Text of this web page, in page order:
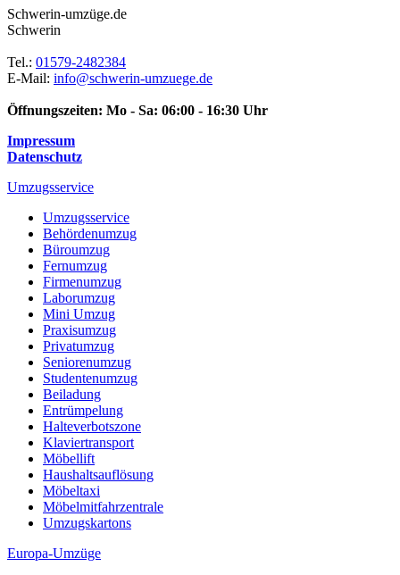
Schwerin-umzüge.de
Schwerin
Tel.: 01579-2482384
E-Mail: info@schwerin-umzuege.de
Öffnungszeiten: Mo - Sa: 06:00 - 16:30 Uhr
Impressum
Datenschutz
Umzugsservice
Umzugsservice
Behördenumzug
Büroumzug
Fernumzug
Firmenumzug
Laborumzug
Mini Umzug
Praxisumzug
Privatumzug
Seniorenumzug
Studentenumzug
Beiladung
Entrümpelung
Halteverbotszone
Klaviertransport
Möbellift
Haushaltsauflösung
Möbeltaxi
Möbelmitfahrzentrale
Umzugskartons
Europa-Umzüge